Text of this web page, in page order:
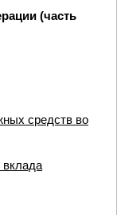
(часть
средств во
вклада